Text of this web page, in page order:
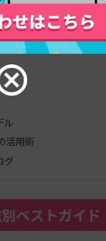
ョン
ル
活用術
グ
ベストガイド